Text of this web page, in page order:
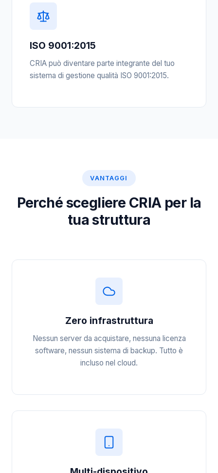
ISO 9001:2015
CRIA può diventare parte integrante del tuo
sistema di gestione qualità ISO 9001:2015.
VANTAGGI
Perché scegliere CRIA per la
tua struttura
Zero infrastruttura
Nessun server da acquistare, nessuna licenza
software, nessun sistema di backup. Tutto è
incluso nel cloud.